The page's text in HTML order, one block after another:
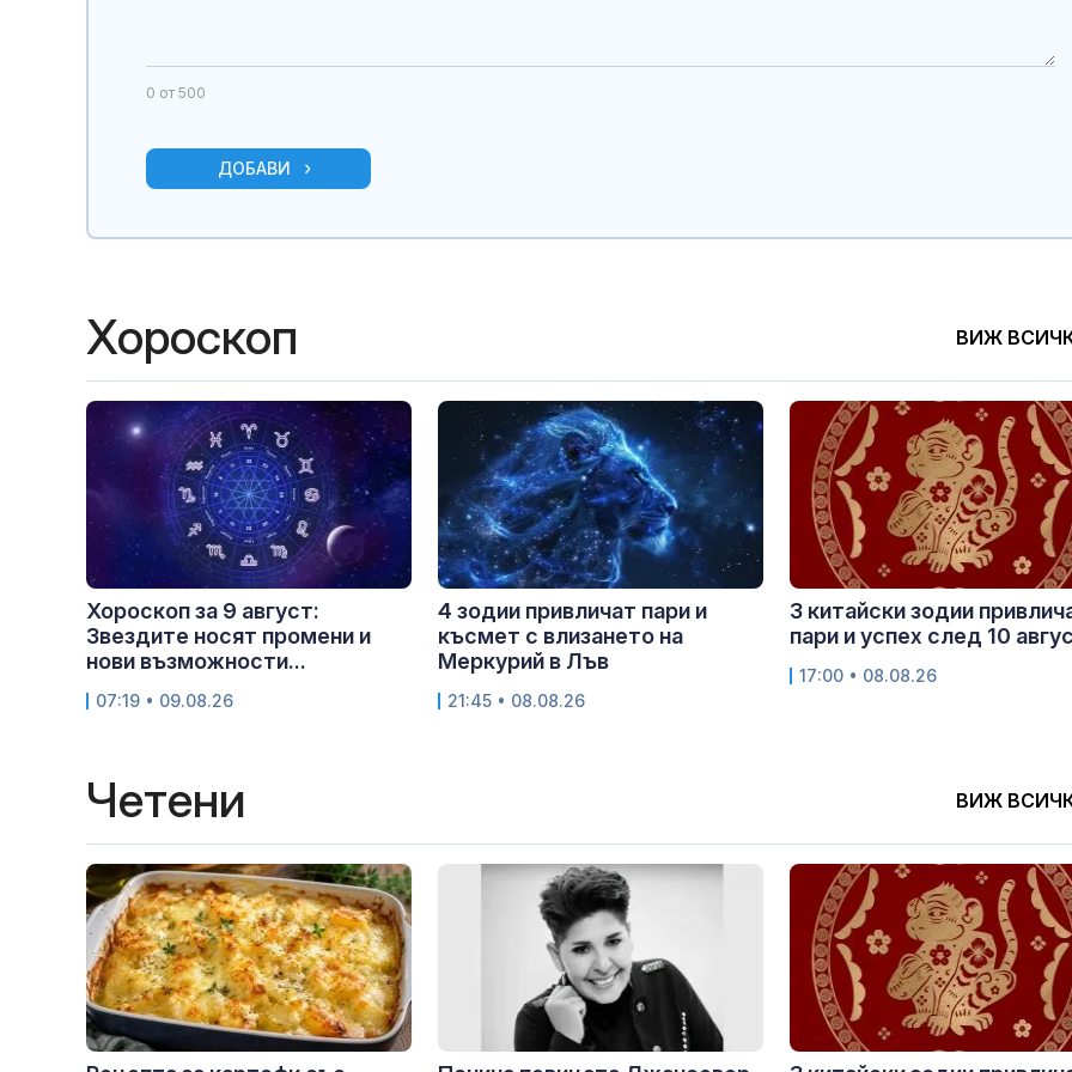
0 от 500
ДОБАВИ
Хороскоп ВИЖ
Хороскоп за 9 август:
Звездите носят промени и
нови възможности...
07:19 • 09.08.26
4 зодии привличат пари и
късмет с влизането на
Меркурий в Лъв
21:45 • 08.08.26
3 китайски зодии
пари и успех след 10
17:00 • 08.08.26
Четени ВИЖ